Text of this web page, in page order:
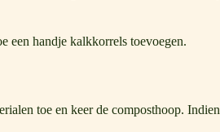
een handje kalkkorrels toevoegen.
toe en keer de composthoop. Indien